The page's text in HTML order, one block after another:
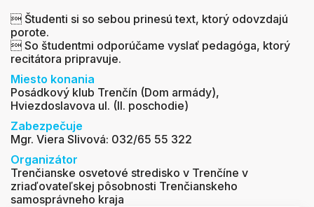
 Študenti si so sebou prinesú text, ktorý odovzdajú
porote.
 So študentmi odporúčame vyslať pedagóga, ktorý
recitátora pripravuje.
Miesto konania
Posádkový klub Trenčín (Dom armády),
Hviezdoslavova ul. (II. poschodie)
Zabezpečuje
Mgr. Viera Slivová: 032/65 55 322
Organizátor
Trenčianske osvetové stredisko v Trenčíne v
zriaďovateľskej pôsobnosti Trenčianskeho
samosprávneho kraja